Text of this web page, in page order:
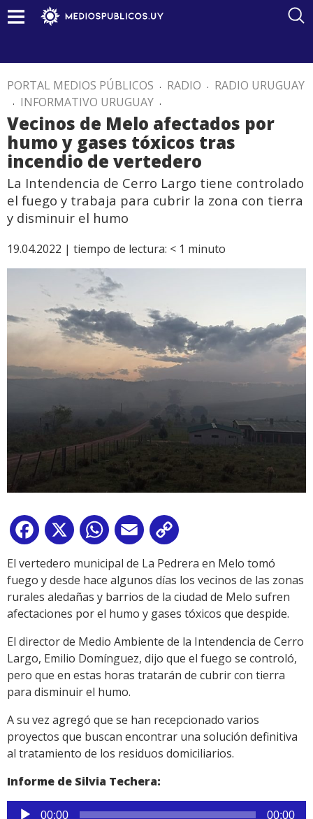
PORTAL MEDIOS PÚBLICOS . RADIO . RADIO URUGUAY
. INFORMATIVO URUGUAY .
Vecinos de Melo afectados por
humo y gases tóxicos tras
incendio de vertedero
La Intendencia de Cerro Largo tiene controlado
el fuego y trabaja para cubrir la zona con tierra
y disminuir el humo
19.04.2022 | tiempo de lectura: < 1 minuto
Facebook
X WhatsApp
Email
Link
El vertedero municipal de La Pedrera en Melo tomó
fuego y desde hace algunos días los vecinos de las zonas
rurales aledañas y barrios de la ciudad de Melo sufren
afectaciones por el humo y gases tóxicos que despide.
El director de Medio Ambiente de la Intendencia de Cerro
Largo, Emilio Domínguez, dijo que el fuego se controló,
pero que en estas horas tratarán de cubrir con tierra
para disminuir el humo.
A su vez agregó que se han recepcionado varios
proyectos que buscan encontrar una solución definitiva
al tratamiento de los residuos domiciliarios.
Informe de Silvia Techera:
Reproductor
00:00 00:00